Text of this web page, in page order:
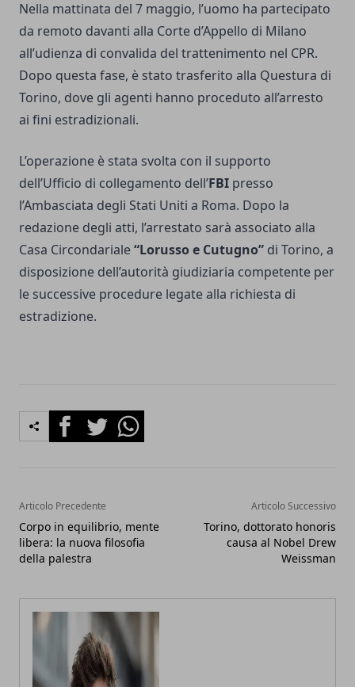
Nella mattinata del 7 maggio, l’uomo ha partecipato
da remoto davanti alla Corte d’Appello di Milano
all’udienza di convalida del trattenimento nel CPR.
Dopo questa fase, è stato trasferito alla Questura di
Torino, dove gli agenti hanno proceduto all’arresto
ai fini estradizionali.
L’operazione è stata svolta con il supporto
dell’Ufficio di collegamento dell’FBI presso
l’Ambasciata degli Stati Uniti a Roma. Dopo la
redazione degli atti, l’arrestato sarà associato alla
Casa Circondariale“Lorusso e Cutugno” di Torino, a
disposizione dell’autorità giudiziaria competente per
le successive procedure legate alla richiesta di
estradizione.
FacebookTwitterWhatsapp
Articolo Precedente
Corpo in equilibrio, mente
libera: la nuova filosofia
della palestra
Articolo Successivo
Torino, dottorato honoris
causa al Nobel Drew
Weissman